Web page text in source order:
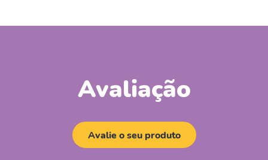
Avaliação
Avalie o seu produto